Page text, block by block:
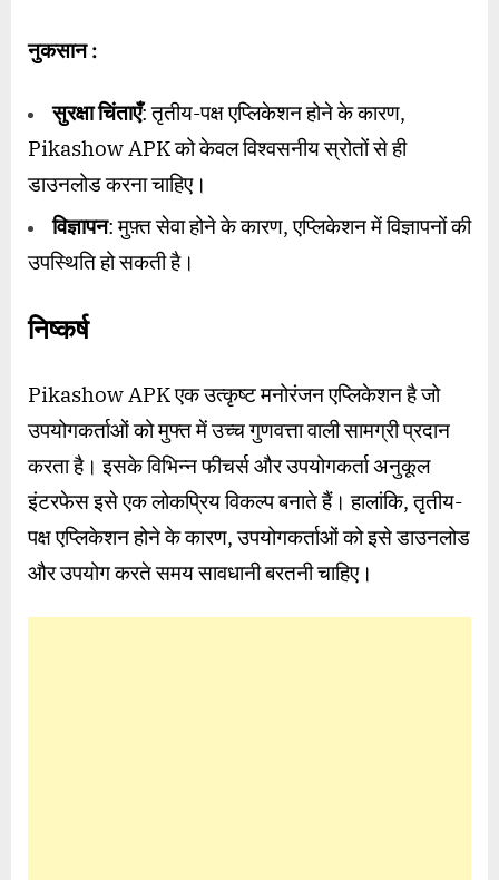
नुकसान :
सुरक्षा चिंताएँ: तृतीय-पक्ष एप्लिकेशन होने के कारण,
Pikashow APK को केवल विश्वसनीय स्रोतों से ही
डाउनलोड करना चाहिए।
विज्ञापन: मुफ़्त सेवा होने के कारण, एप्लिकेशन में विज्ञापनों की
उपस्थिति हो सकती है।
निष्कर्ष
Pikashow APK एक उत्कृष्ट मनोरंजन एप्लिकेशन है जो
उपयोगकर्ताओं को मुफ्त में उच्च गुणवत्ता वाली सामग्री प्रदान
करता है। इसके विभिन्न फीचर्स और उपयोगकर्ता अनुकूल
इंटरफेस इसे एक लोकप्रिय विकल्प बनाते हैं। हालांकि, तृतीय-
पक्ष एप्लिकेशन होने के कारण, उपयोगकर्ताओं को इसे डाउनलोड
और उपयोग करते समय सावधानी बरतनी चाहिए।